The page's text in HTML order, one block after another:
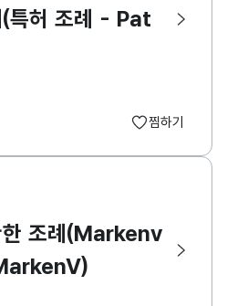
(특허 조례 - Pat
찜하기
한 조례(Markenv